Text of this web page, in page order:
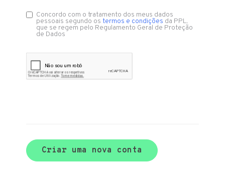
Concordo com o tratamento dos meus dados
pessoais segundo ostermos e condições da PPL,
que se regem pelo Regulamento Geral de Proteção
de Dados
Criar uma nova conta